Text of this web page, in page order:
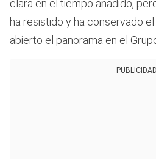
clara en el tiempo añadido,
ha resistido y ha conservado
abierto el panorama en el
PUBLICIDAD